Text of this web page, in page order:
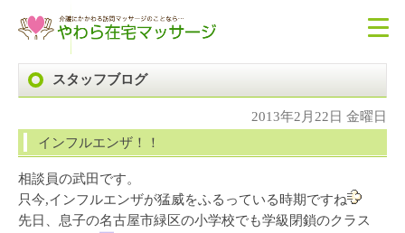
スタッフブログ
2013年2月22日 金曜日
インフルエンザ！！
相談員の武田です。
只今,インフルエンザが猛威をふるっている時期ですね
先日、息子の名古屋市緑区の小学校でも学級閉鎖のクラス